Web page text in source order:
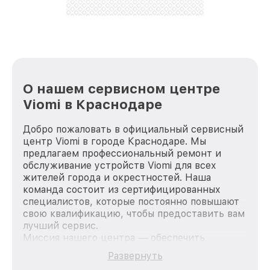
О нашем сервисном центре
Viomi в Краснодаре
Добро пожаловать в официальный сервисный
центр Viomi в городе Краснодаре. Мы
предлагаем профессиональный ремонт и
обслуживание устройств Viomi для всех
жителей города и окрестностей. Наша
команда состоит из сертифицированных
специалистов, которые постоянно повышают
свою квалификацию, чтобы предоставить вам
лучший сервис.
Миссия нашего центра — обеспечить
качественный и доступный ремонт для
каждого пользователя продукции Viomi, вне
Развернуть